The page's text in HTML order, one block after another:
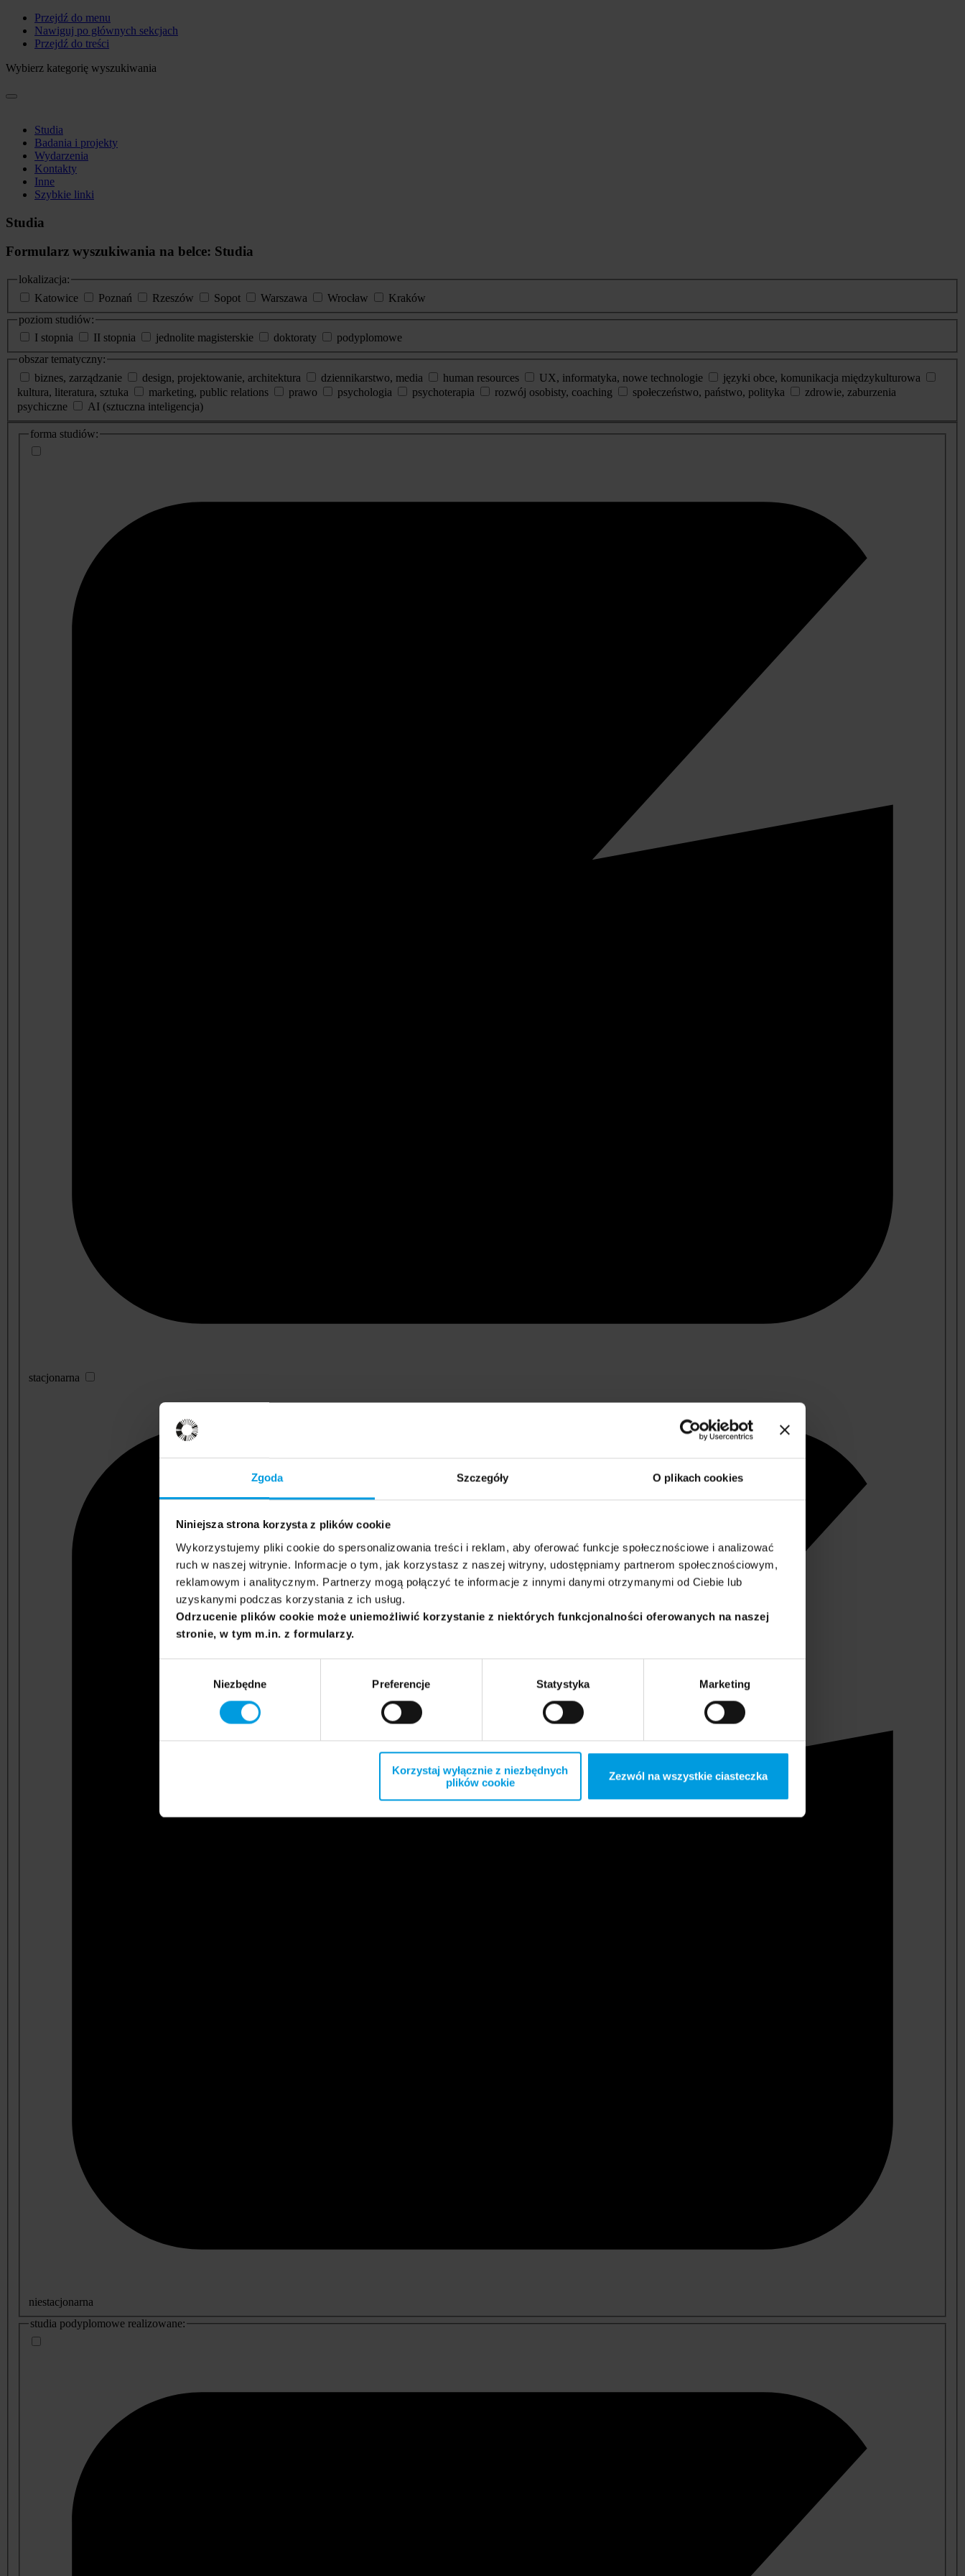
Zgoda Szczegóły O plikach cookies
Niniejsza strona korzysta z plików cookie
Wykorzystujemy pliki cookie do spersonalizowania treści i reklam, aby oferować funkcje społecznościowe i analizować
ruch w naszej witrynie. Informacje o tym, jak korzystasz z naszej witryny, udostępniamy partnerom społecznościowym,
reklamowym i analitycznym. Partnerzy mogą połączyć te informacje z innymi danymi otrzymanymi od Ciebie lub
uzyskanymi podczas korzystania z ich usług.
Odrzucenie plików cookie może uniemożliwić korzystanie z niektórych funkcjonalności oferowanych na naszej
stronie, w tym m.in. z formularzy.
Niezbędne Preferencje Statystyka Marketing
Korzystaj wyłącznie z niezbędnych
plików cookie
Zezwól na wszystkie ciasteczka
Przejdź do menu
Nawiguj po głównych sekcjach
Przejdź do treści
Wybierz kategorię wyszukiwania
Studia
Badania i projekty
Wydarzenia
Kontakty
Inne
Szybkie linki
Studia
Formularz wyszukiwania na belce: Studia
lokalizacja:
Katowice
Poznań Rzeszów Sopot Warszawa Wrocław
Kraków
poziom studiów:
I stopnia
II stopnia jednolite magisterskie doktoraty
podyplomowe
obszar tematyczny:
biznes, zarządzanie
design, projektowanie, architektura dziennikarstwo, media human resources UX, informatyka, nowe technologie
języki obce, komunikacja międzykulturowa
kultura, literatura, sztuka
marketing, public relations prawo psychologia psychoterapia rozwój osobisty, coaching społeczeństwo, państwo, polityka
zdrowie, zaburzenia
psychiczne
AI (sztuczna inteligencja)
dodatkowe
informacje
forma studiów:
stacjonarna
niestacjonarna
studia podyplomowe realizowane: